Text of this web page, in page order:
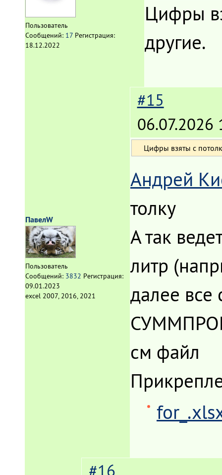
Пользователь
Сообщений: 17 Регистрация:
18.12.2022
Цифры
другие.
ПавелW
Пользователь
Сообщений: 3832 Регистрация:
09.01.2023
excel 2007, 2016, 2021
#15
06.07.2026
Цифры взяты с
Андрей
толку
А так
литр
далее все
см файл
#16